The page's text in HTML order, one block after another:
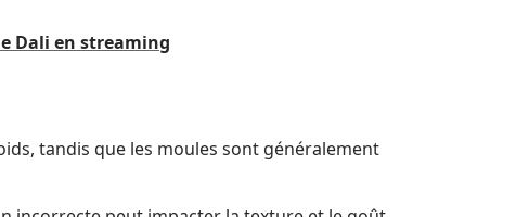
Dali en streaming
tandis que les moules sont généralement